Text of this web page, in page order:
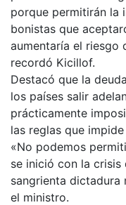
porque permitirán la
bonistas que
aumentaría el riesgo
recordó Kicillof.
Destacó que la
los países salir
prácticamente
las reglas que
«No podemos
se inició con la crisis
sangrienta dictadura
el ministro.